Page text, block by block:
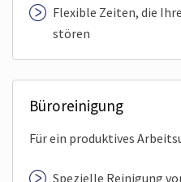
Flexible Zeiten, die
stören
Büroreinigung
Für ein produktives
Spezielle Reinigung